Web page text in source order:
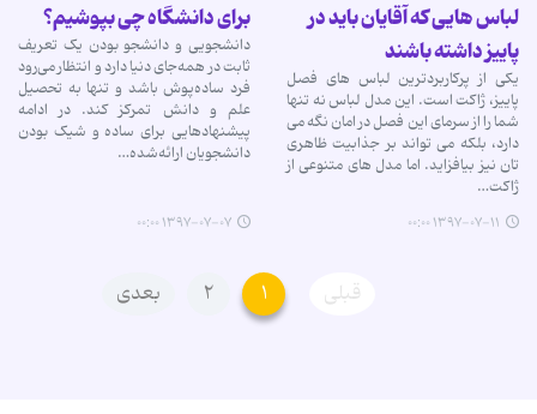
لباس هایی که آقایان باید در
پاییز داشته باشند
یکی از پرکاربردترین لباس های فصل
پاییز، ژاکت است. این مدل لباس نه تنها
شما را از سرمای این فصل در امان نگه می
دارد، بلکه می تواند بر جذابیت ظاهری
تان نیز بیافزاید. اما مدل های متنوعی از
ژاکت…
۱۳۹۷-۰۷-۱۱ ۰۰:۰۰
برای دانشگاه چی بپوشیم؟
دانشجویی و دانشجو بودن یک تعریف
ثابت در همه‌جای دنیا دارد و انتظار می‌رود
فرد ساده‌پوش باشد و تنها به تحصیل
علم و دانش تمرکز کند. در ادامه
پیشنهادهایی برای ساده و شیک بودن
دانشجویان ارائه‌شده…
۱۳۹۷-۰۷-۰۷ ۰۰:۰۰
قبلی ۱ ۲ بعدی